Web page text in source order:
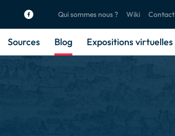
Qui sommes nous ? Wiki Contact
Sources Blog Expositions virtuelles